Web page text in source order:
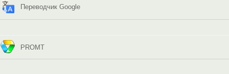
Переводчик Google
PROMT